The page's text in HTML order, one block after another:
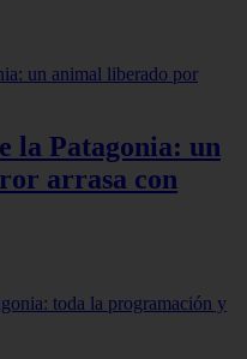
la Patagonia: un
arrasa con